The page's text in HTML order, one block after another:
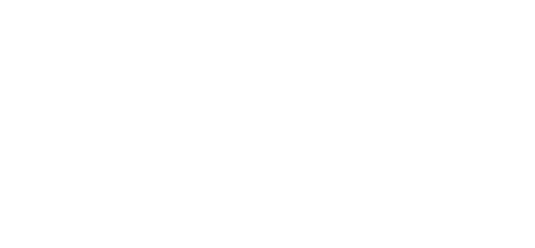
для